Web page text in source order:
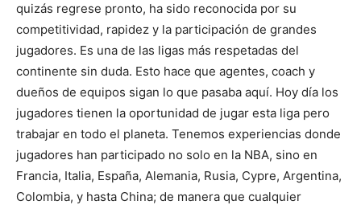
quizás regrese pronto, ha sido reconocida por su
competitividad, rapidez y la participación de grandes
jugadores. Es una de las ligas más respetadas del
continente sin duda. Esto hace que agentes, coach y
dueños de equipos sigan lo que pasaba aquí. Hoy día los
jugadores tienen la oportunidad de jugar esta liga pero
trabajar en todo el planeta. Tenemos experiencias donde
jugadores han participado no solo en la NBA, sino en
Francia, Italia, España, Alemania, Rusia, Cypre, Argentina,
Colombia, y hasta China; de manera que cualquier